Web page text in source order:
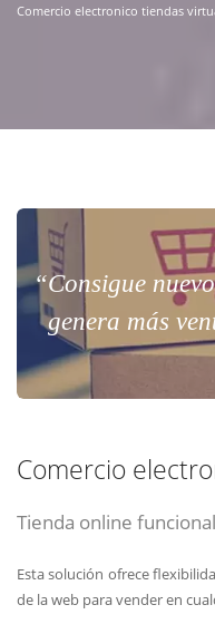
Comercio electronico tiendas
“Consigue
genera más
Comercio
Tienda online
Esta solución ofrece
de la web para vender en